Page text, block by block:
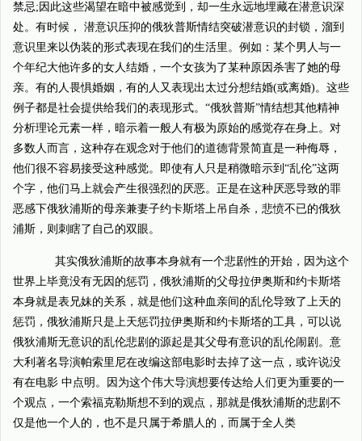
禁忌;因此这些渴望在暗中被感觉到，却一生永远地埋藏在潜意识深
处。有时候， 潜意识压抑的俄狄普斯情结突破潜意识的封锁，溜到
意识里来以伪装的形式表现在我们的生活里。例如：某个男人与一
个年纪大他许多的女人结婚，一个女孩为了某种原因杀害了她的母
亲。有的人畏惧婚姻，有的人又表现出太过分想结婚(或离婚)。这些
例子都是社会提供给我们的表现形式。“俄狄普斯”情结想其他精神
分析理论元素一样，暗示着一般人有极为原始的感觉存在身上。对
多数人而言，这种存在观念对于他们的道德背景简直是一种侮辱，
他们很不容易接受这种感觉。即使有人只是稍微暗示到“乱伦”这两
个字，他们马上就会产生很强烈的厌恶。正是在这种厌恶导致的罪
恶感下俄狄浦斯的母亲兼妻子约卡斯塔上吊自杀，悲愤不已的俄狄
浦斯，则刺瞎了自己的双眼。
其实俄狄浦斯的故事本身就有一个悲剧性的开始，因为这个
世界上毕竟没有无因的惩罚，俄狄浦斯的父母拉伊奥斯和约卡斯塔
本身就是表兄妹的关系，就是他们这种血亲间的乱伦导致了上天的
惩罚，俄狄浦斯只是上天惩罚拉伊奥斯和约卡斯塔的工具，可以说
俄狄浦斯无意识的乱伦悲剧的源起是其父母有意识的乱伦闹剧。意
大利著名导演帕索里尼在改编这部电影时去掉了这一点，或许说没
有在电影 中点明。因为这个伟大导演想要传达给人们更为重要的一
个观点，一个索福克勒斯想不到的观点，那就是俄狄浦斯的悲剧不
仅是他一个人的，也不是只属于希腊人的，而属于全人类